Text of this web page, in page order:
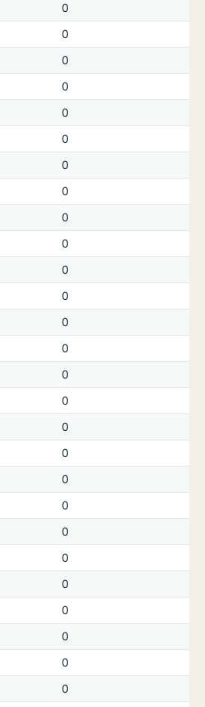
0
0
0
0
0
0
0
0
0
0
0
0
0
0
0
0
0
0
0
0
0
0
0
0
0
0
0